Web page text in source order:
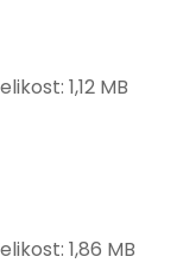
1,12 MB
1,86 MB